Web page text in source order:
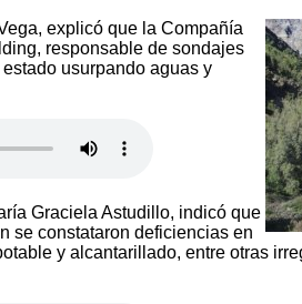
explicó que la Compañía
responsable de sondajes
usurpando aguas y
Graciela Astudillo, indicó que
se constataron deficiencias en
y alcantarillado, entre otras